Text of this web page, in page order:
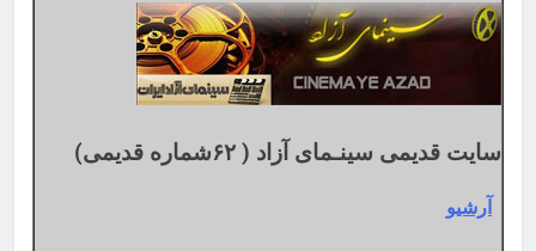
میلادی
سایت قدیمی سینـمای آزاد ( ۶۲شماره قدیمی)
آرشیو